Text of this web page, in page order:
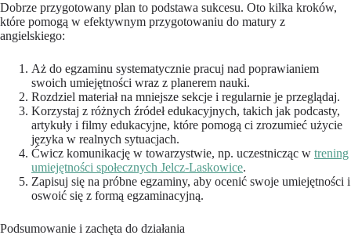
Dobrze przygotowany plan to podstawa sukcesu. Oto kilka kroków,
które pomogą w efektywnym przygotowaniu do matury z
angielskiego:
Aż do egzaminu systematycznie pracuj nad poprawianiem
swoich umiejętności wraz z planerem nauki.
Rozdziel materiał na mniejsze sekcje i regularnie je przeglądaj.
Korzystaj z różnych źródeł edukacyjnych, takich jak podcasty,
artykuły i filmy edukacyjne, które pomogą ci zrozumieć użycie
języka w realnych sytuacjach.
Ćwicz komunikację w towarzystwie, np. uczestnicząc w trening
umiejętności społecznych Jelcz-Laskowice.
Zapisuj się na próbne egzaminy, aby ocenić swoje umiejętności i
oswoić się z formą egzaminacyjną.
Podsumowanie i zachęta do działania